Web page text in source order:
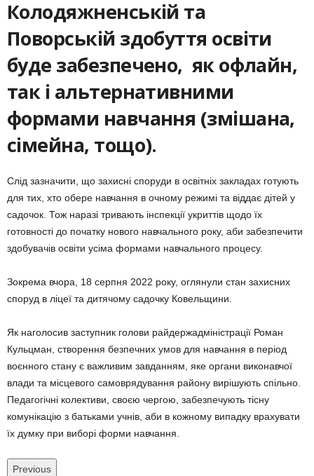
Колодяжненській та
Поворській здобуття освіти
буде забезпечено, як офлайн,
так і альтернативними
формами навчання (змішана,
сімейна, тощо).
Слід зазначити, що захисні споруди в освітніх закладах готують
для тих, хто обере навчання в очному режимі та віддає дітей у
садочок. Тож наразі тривають інспекції укриттів щодо їх
готовності до початку нового навчального року, аби забезпечити
здобувачів освіти усіма формами навчального процесу.
Зокрема вчора, 18 серпня 2022 року, оглянули стан захисних
споруд в ліцеї та дитячому садочку Ковельщини.
Як наголосив заступник голови райдержадміністрації Роман
Кульцман, створення безпечних умов для навчання в період
воєнного стану є важливим завданням, яке органи виконавчої
влади та місцевого самоврядування району вирішують спільно.
Педагогічні колективи, своєю чергою, забезпечують тісну
комунікацію з батьками учнів, аби в кожному випадку врахувати
їх думку при виборі форми навчання.
Previous